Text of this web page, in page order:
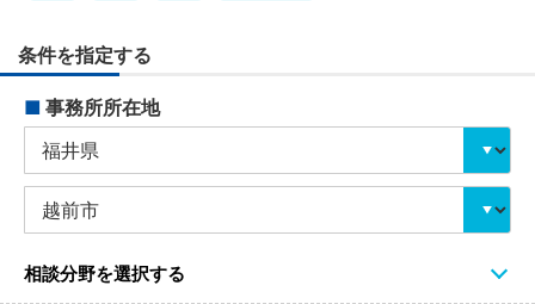
条件を指定する
■ 事務所所在地
相談分野を選択する